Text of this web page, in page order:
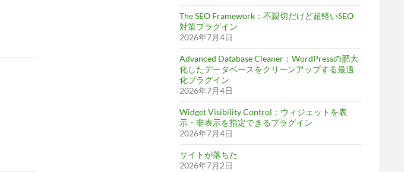
The SEO Framework：不親切だけど超軽いSEO
対策プラグイン
2026年7月4日
Advanced Database Cleaner：WordPressの肥大
化したデータベースをクリーンアップする最適
化プラグイン
2026年7月4日
Widget Visibility Control：ウィジェットを表
示・非表示を指定できるプラグイン
2026年7月4日
サイトが落ちた
2026年7月2日